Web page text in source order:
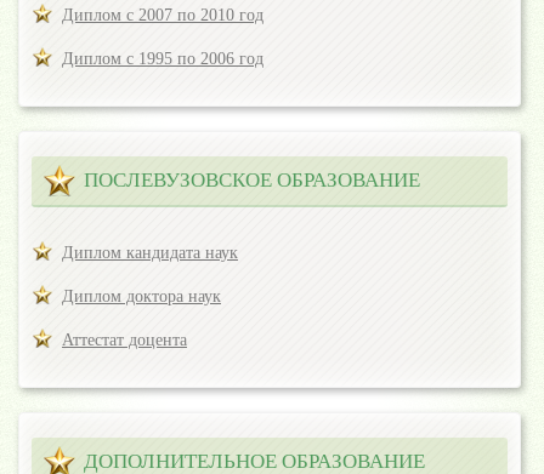
Диплом с 2007 по 2010 год
Диплом с 1995 по 2006 год
ПОСЛЕВУЗОВСКОЕ ОБРАЗОВАНИЕ
Диплом кандидата наук
Диплом доктора наук
Аттестат доцента
ДОПОЛНИТЕЛЬНОЕ ОБРАЗОВАНИЕ